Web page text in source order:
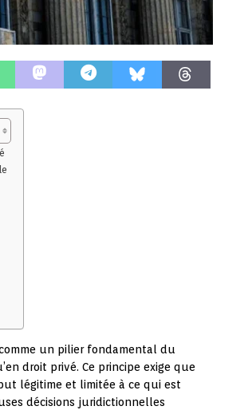
un pilier fondamental du
droit privé. Ce principe exige que
légitime et limitée à ce qui est
décisions juridictionnelles